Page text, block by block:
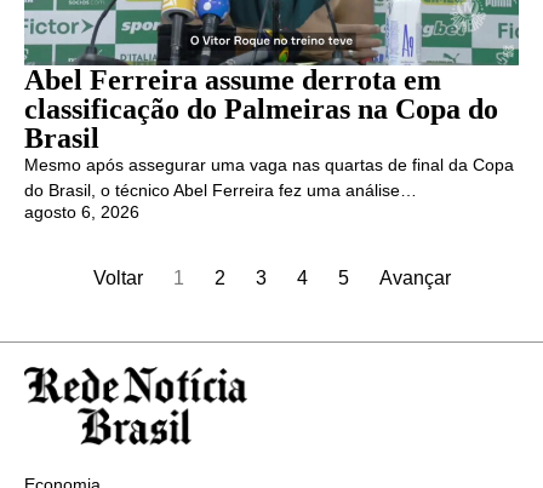
Abel Ferreira assume derrota em
classificação do Palmeiras na Copa do
Brasil
Mesmo após assegurar uma vaga nas quartas de final da Copa
do Brasil, o técnico Abel Ferreira fez uma análise…
agosto 6, 2026
Voltar 1 2 3 4 5 Avançar
Economia